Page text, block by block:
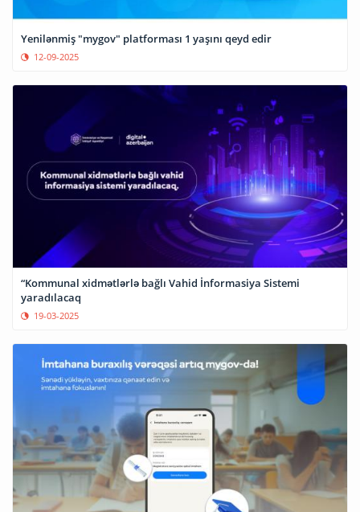
Yenilənmiş "mygov" platforması 1 yaşını qeyd edir
12-09-2025
“Kommunal xidmətlərlə bağlı Vahid İnformasiya Sistemi
yaradılacaq
19-03-2025